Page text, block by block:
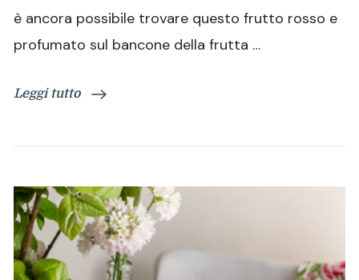
è ancora possibile trovare questo frutto rosso e
profumato sul bancone della frutta …
Leggi tutto